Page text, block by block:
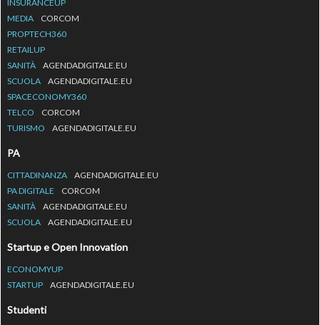
INSURANCEUP
MEDIA
CORCOM
PROPTECH360
RETAILUP
SANITÀ
AGENDADIGITALE.EU
SCUOLA
AGENDADIGITALE.EU
SPACECONOMY360
TELCO
CORCOM
TURISMO
AGENDADIGITALE.EU
PA
CITTADINANZA
AGENDADIGITALE.EU
PA DIGITALE
CORCOM
SANITÀ
AGENDADIGITALE.EU
SCUOLA
AGENDADIGITALE.EU
Startup e Open Innovation
ECONOMYUP
STARTUP
AGENDADIGITALE.EU
Studenti